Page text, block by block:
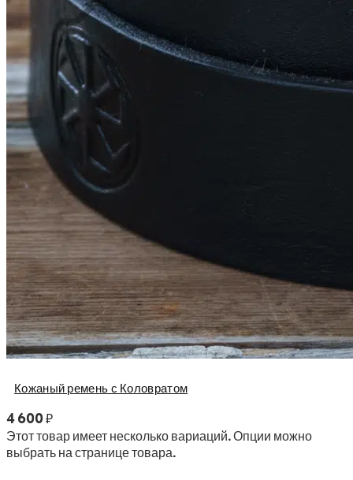
Кожаный ремень с Коловратом
4 600₽
Этот товар имеет несколько вариаций. Опции можно
выбрать на странице товара.